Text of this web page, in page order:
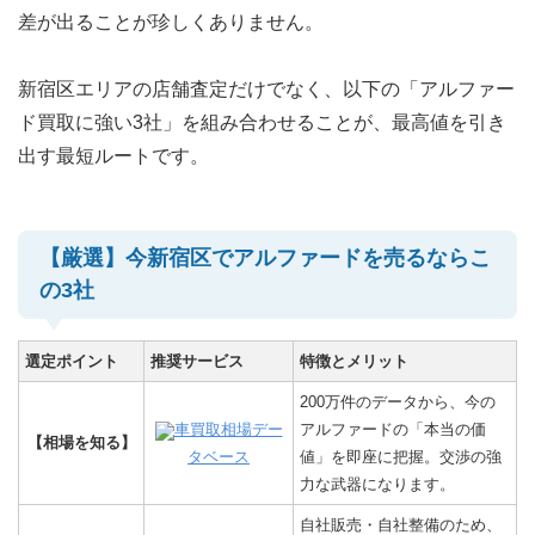
差が出ることが珍しくありません。
新宿区エリアの店舗査定だけでなく、以下の「アルファー
ド買取に強い3社」を組み合わせることが、最高値を引き
出す最短ルートです。
【厳選】今新宿区でアルファードを売るならこ
の3社
選定ポイント 推奨サービス 特徴とメリット
【相場を知る】
車買取相場デー
タベース
200万件のデータから、今の
アルファードの「本当の価
値」を即座に把握。交渉の強
力な武器になります。
自社販売・自社整備のため、